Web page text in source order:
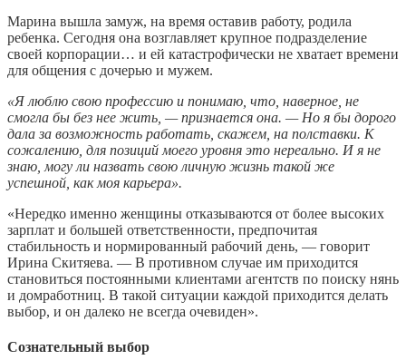
Марина вышла замуж, на время оставив работу, родила
ребенка. Сегодня она возглавляет крупное подразделение
своей корпорации… и ей катастрофически не хватает времени
для общения с дочерью и мужем.
«Я люблю свою профессию и понимаю, что, наверное, не
смогла бы без нее жить, — признается она. — Но я бы дорого
дала за возможность работать, скажем, на полставки. К
сожалению, для позиций моего уровня это нереально. И я не
знаю, могу ли назвать свою личную жизнь такой же
успешной, как моя карьера».
«Нередко именно женщины отказываются от более высоких
зарплат и большей ответственности, предпочитая
стабильность и нормированный рабочий день, — говорит
Ирина Скитяева. — В противном случае им приходится
становиться постоянными клиентами агентств по поиску нянь
и домработниц. В такой ситуации каждой приходится делать
выбор, и он далеко не всегда очевиден».
Сознательный выбор